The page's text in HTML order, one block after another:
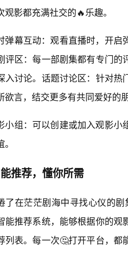
观影都充满社交的🔥乐趣。
弹幕互动：观看直播时，开
评区：每一部剧集都有专门
入讨论。话题讨论区：针对
欲言，结交更多有共同爱好的
小组：可以创建或加入观影
推荐，懂你所需
了在茫茫剧海中寻找心仪的
能推荐系统，能够根据你的
列表。每一次🤔打开平台，